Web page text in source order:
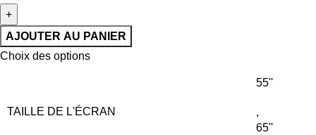
AJOUTER AU PANIER
Choix des options
TAILLE DE L'ÉCRAN
55''
,
65''